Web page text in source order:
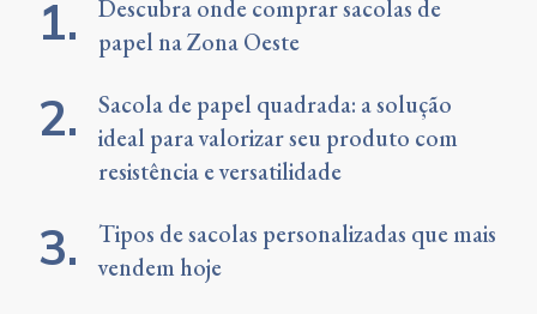
Descubra onde comprar sacolas de
papel na Zona Oeste
Sacola de papel quadrada: a solução
ideal para valorizar seu produto com
resistência e versatilidade
Tipos de sacolas personalizadas que mais
vendem hoje